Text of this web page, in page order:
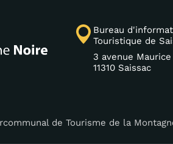
Bureau
Touristique de
3 avenue
11310 Saissac
de Tourisme de la